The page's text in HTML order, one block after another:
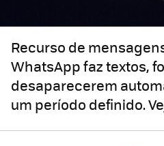
Recurso de
WhatsApp faz textos,
desaparecerem
um período definido.